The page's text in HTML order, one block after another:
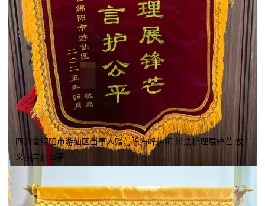
四川省绵阳市游仙区当事人赠与陈海峰律师 辩法析理展锋芒,仗
义执言护公平